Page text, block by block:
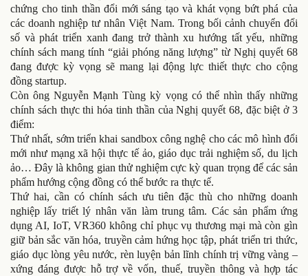
chứng cho tinh thần đổi mới sáng tạo và khát vọng bứt phá của
các doanh nghiệp tư nhân Việt Nam. Trong bối cảnh chuyển đổi
số và phát triển xanh đang trở thành xu hướng tất yếu, những
chính sách mang tính “giải phóng năng lượng” từ Nghị quyết 68
đang được kỳ vọng sẽ mang lại động lực thiết thực cho cộng
đồng startup.
Còn ông Nguyễn Mạnh Tùng kỳ vọng có thể nhìn thấy những
chính sách thực thi hóa tinh thần của Nghị quyết 68, đặc biệt ở 3
điểm:
Thứ nhất, sớm triển khai sandbox công nghệ cho các mô hình đổi
mới như mạng xã hội thực tế ảo, giáo dục trải nghiệm số, du lịch
ảo… Đây là không gian thử nghiệm cực kỳ quan trọng để các sản
phẩm hướng cộng đồng có thể bước ra thực tế.
Thứ hai, cần có chính sách ưu tiên đặc thù cho những doanh
nghiệp lấy triết lý nhân văn làm trung tâm. Các sản phẩm ứng
dụng AI, IoT, VR360 không chỉ phục vụ thương mại mà còn gìn
giữ bản sắc văn hóa, truyền cảm hứng học tập, phát triển tri thức,
giáo dục lòng yêu nước, rèn luyện bản lĩnh chính trị vững vàng –
xứng đáng được hỗ trợ về vốn, thuế, truyền thông và hợp tác